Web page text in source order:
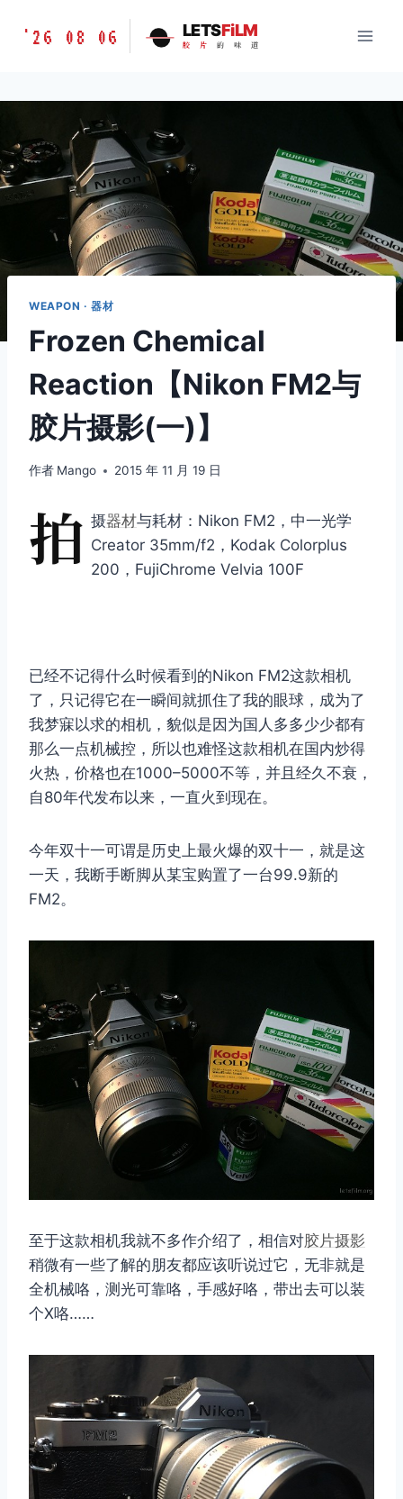
胶
味
LETSFILM
'26 08 06 LETSFiLM
胶 片 的 味 道
WEAPON · 器材
Frozen Chemical
Reaction【Nikon FM2与
胶片摄影(一)】
作者 Mango 2015 年 11 月 19 日
拍 摄器材与耗材：Nikon FM2，中一光学
Creator 35mm/f2，Kodak Colorplus
200，FujiChrome Velvia 100F
已经不记得什么时候看到的Nikon FM2这款相机
了，只记得它在一瞬间就抓住了我的眼球，成为了
我梦寐以求的相机，貌似是因为国人多多少少都有
那么一点机械控，所以也难怪这款相机在国内炒得
火热，价格也在1000–5000不等，并且经久不衰，
自80年代发布以来，一直火到现在。
今年双十一可谓是历史上最火爆的双十一，就是这
一天，我断手断脚从某宝购置了一台99.9新的
FM2。
至于这款相机我就不多作介绍了，相信对胶片摄影
稍微有一些了解的朋友都应该听说过它，无非就是
全机械咯，测光可靠咯，手感好咯，带出去可以装
个X咯……